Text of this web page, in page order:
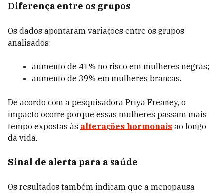
Diferença entre os grupos
Os dados apontaram variações entre os grupos
analisados:
aumento de 41% no risco em mulheres negras;
aumento de 39% em mulheres brancas.
De acordo com a pesquisadora Priya Freaney, o
impacto ocorre porque essas mulheres passam mais
tempo expostas às alterações hormonais ao longo
da vida.
Sinal de alerta para a saúde
Os resultados também indicam que a menopausa